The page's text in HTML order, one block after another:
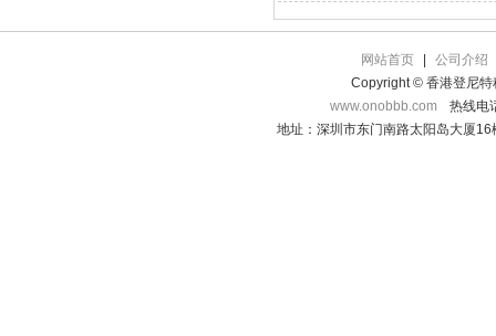
网站首页
公司介绍
Copyright © 香港登尼特
www.onobbb.com
热线电
地址：深圳市东门南路太阳岛大厦